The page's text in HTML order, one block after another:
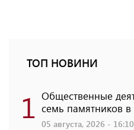
ТОП НОВИНИ
1 Общественные
семь памятников в
05 августа, 2026 - 16:10